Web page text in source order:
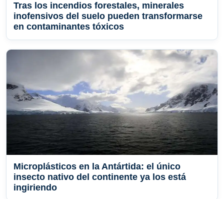
Tras los incendios forestales, minerales
inofensivos del suelo pueden transformarse
en contaminantes tóxicos
Microplásticos en la Antártida: el único
insecto nativo del continente ya los está
ingiriendo